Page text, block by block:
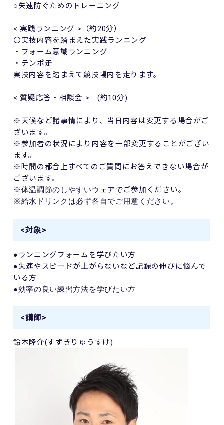
○失速防ぐためのトレーニング
< 実践ランニング > （約20分）
〇実技内容を踏まえた実践ランニング
・フォーム意識ランニング
・テンポ走
実技内容を踏まえて競技場内を走ります。
<質疑応答・相談会 > (約10分)
※天候など諸事情により、当日内容は変更する場合がご
ざいます。
※参加者の状況により内容を一部変更することがござい
ます。
※時間の都合上すべてのご質問にお答えできない場合が
ございます。
※体温調節のしやすいウェアでご参加ください。
※給水ドリンクは必ず各自でご用意ください。
<対象>
●ランニングフォームを学びたい方
●失速やスピードが上がらないなど記録の伸びに悩んで
いる方
●効率の良い練習方法を学びたい方
<講師>
鈴木隆介(すずきりゅうすけ)